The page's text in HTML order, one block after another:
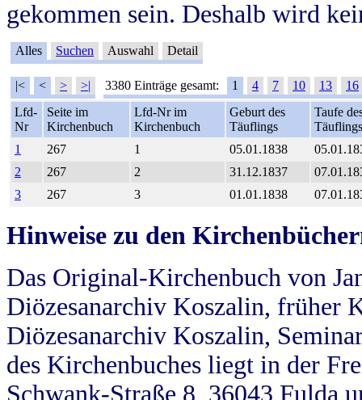
gekommen sein. Deshalb wird
Alles Suchen Auswahl Detail
|< < > >| 3380 Einträge gesamt: 1 4 7 10 13
16
Lfd-
Nr
Seite im
Kirchenbuch
Lfd-Nr im
Kirchenbuch
Geburt des
Täuflings
Taufe
Täuflings
1
267 1 05.01.1838
2
267 2 31.12.1837
3
267 3 01.01.1838
Hinweise zu den
Das Original-Kirchenbuch von
Diözesanarchiv Koszalin, früher
Diözesanarchiv Koszalin,
des Kirchenbuches liegt in der
Schwank-Straße 8, 36043 Fulda